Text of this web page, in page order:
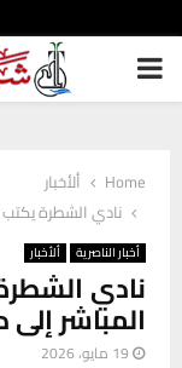
PRIMARY
Home
ألأخبار
نادي الشطرة يكتب
أخبار الناصرية ألأخبار
نادي
المباشر
19 مايو، 2026